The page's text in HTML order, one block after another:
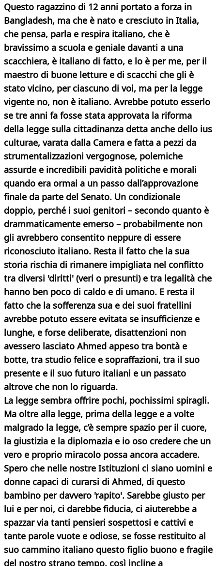
Questo ragazzino di 12 anni portato a forza in
Bangladesh, ma che è nato e cresciuto in Italia,
che pensa, parla e respira italiano, che è
bravissimo a scuola e geniale davanti a una
scacchiera, è italiano di fatto, e lo è per me, per il
maestro di buone letture e di scacchi che gli è
stato vicino, per ciascuno di voi, ma per la legge
vigente no, non è italiano. Avrebbe potuto esserlo
se tre anni fa fosse stata approvata la riforma
della legge sulla cittadinanza detta anche dello ius
culturae, varata dalla Camera e fatta a pezzi da
strumentalizzazioni vergognose, polemiche
assurde e incredibili pavidità politiche e morali
quando era ormai a un passo dall’approvazione
finale da parte del Senato. Un condizionale
doppio, perché i suoi genitori – secondo quanto è
drammaticamente emerso – probabilmente non
gli avrebbero consentito neppure di essere
riconosciuto italiano. Resta il fatto che la sua
storia rischia di rimanere impigliata nel conflitto
tra diversi 'diritti' (veri o presunti) e tra legalità che
hanno ben poco di caldo e di umano. E resta il
fatto che la sofferenza sua e dei suoi fratellini
avrebbe potuto essere evitata se insufficienze e
lunghe, e forse deliberate, disattenzioni non
avessero lasciato Ahmed appeso tra bontà e
botte, tra studio felice e sopraffazioni, tra il suo
presente e il suo futuro italiani e un passato
altrove che non lo riguarda.
La legge sembra offrire pochi, pochissimi spiragli.
Ma oltre alla legge, prima della legge e a volte
malgrado la legge, c’è sempre spazio per il cuore,
la giustizia e la diplomazia e io oso credere che un
vero e proprio miracolo possa ancora accadere.
Spero che nelle nostre Istituzioni ci siano uomini e
donne capaci di curarsi di Ahmed, di questo
bambino per davvero 'rapito'. Sarebbe giusto per
lui e per noi, ci darebbe fiducia, ci aiuterebbe a
spazzar via tanti pensieri sospettosi e cattivi e
tante parole vuote e odiose, se fosse restituito al
suo cammino italiano questo figlio buono e fragile
del nostro strano tempo, così incline a